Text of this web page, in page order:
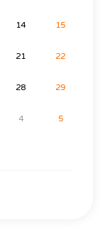
14 15
21 22
28 29
4 5